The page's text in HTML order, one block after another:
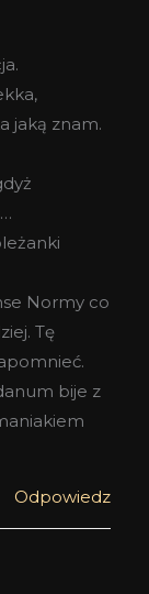
jaką znam.
Normy co
Tę
bije z
Odpowiedz